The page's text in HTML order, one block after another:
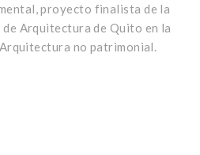
proyecto finalista de la
Arquitectura de Quito en la
no patrimonial.